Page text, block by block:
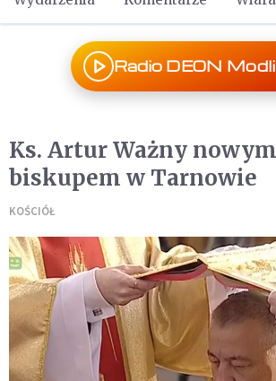
Radio DEON
Ks. Artur Ważny nowym
biskupem w Tarnowie
KOŚCIÓŁ